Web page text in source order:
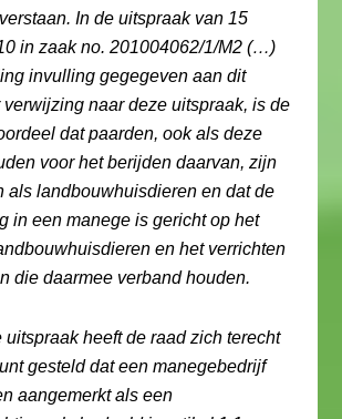
In de uitspraak van 15
in zaak no. 201004062/1/M2 (…)
invulling gegegeven aan dit
verwijzing naar deze uitspraak, is de
dat paarden, ook als deze
voor het berijden daarvan, zijn
als landbouwhuisdieren en dat de
in een manege is gericht op het
en het verrichten
die daarmee verband houden.
uitspraak heeft de raad zich terecht
gesteld dat een manegebedrijf
aangemerkt als een